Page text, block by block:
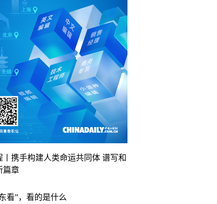
丨携手构建人类命运共同体 谱写和
篇章
看”，看的是什么